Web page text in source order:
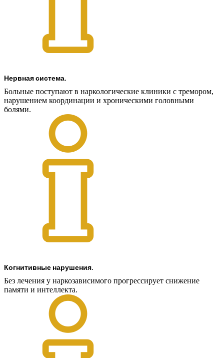
Нервная система.
Больные поступают в наркологические клиники с тремором,
нарушением координации и хроническими головными
болями.
Когнитивные нарушения.
Без лечения у наркозависимого прогрессирует снижение
памяти и интеллекта.